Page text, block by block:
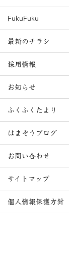
FukuFuku
最新のチラシ
採用情報
お知らせ
ふくふくたより
はまぞうブログ
お問い合わせ
サイトマップ
個人情報保護方針